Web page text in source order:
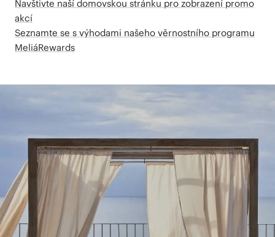
Navštivte naší domovskou stránku pro zobrazení promo
akcí
Seznamte se s výhodami našeho věrnostního programu
MeliáRewards